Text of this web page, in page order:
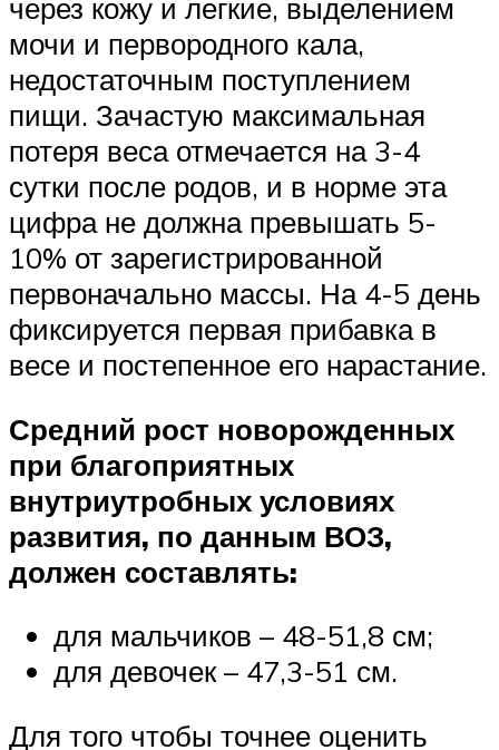
через кожу и легкие, выделением
мочи и первородного кала,
недостаточным поступлением
пищи. Зачастую максимальная
потеря веса отмечается на 3-4
сутки после родов, и в норме эта
цифра не должна превышать 5-
10% от зарегистрированной
первоначально массы. На 4-5 день
фиксируется первая прибавка в
весе и постепенное его нарастание.
Средний рост новорожденных
при благоприятных
внутриутробных условиях
развития, по данным ВОЗ,
должен составлять:
для мальчиков – 48-51,8 см;
для девочек – 47,3-51 см.
Для того чтобы точнее оценить